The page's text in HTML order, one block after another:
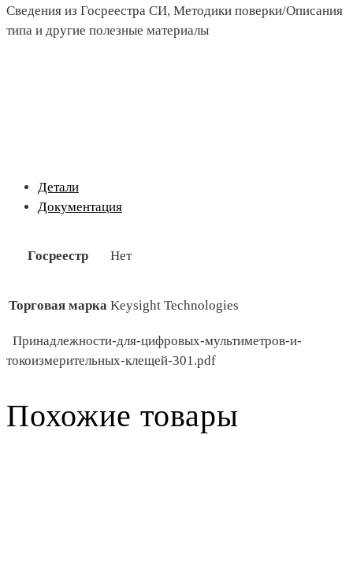
Сведения из Госреестра СИ, Методики поверки/Описания
типа и другие полезные материалы
Детали
Документация
Госреестр Нет
Торговая марка Keysight Technologies
Принадлежности-для-цифровых-мультиметров-и-
токоизмерительных-клещей-301.pdf
Похожие товары